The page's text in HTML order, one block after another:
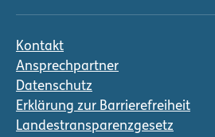
r
g
e
Kontakt
Ansprechpartner
Datenschutz
Erklärung zur Barrierefreiheit
Landestransparenzgesetz